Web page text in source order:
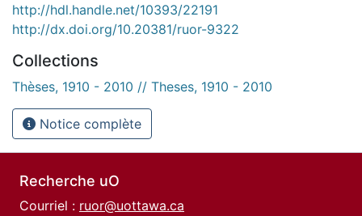
http://hdl.handle.net/10393/22191
http://dx.doi.org/10.20381/ruor-9322
Collections
Thèses, 1910 - 2010 // Theses, 1910 - 2010
Notice complète
Recherche uO
Courriel : ruor@uottawa.ca